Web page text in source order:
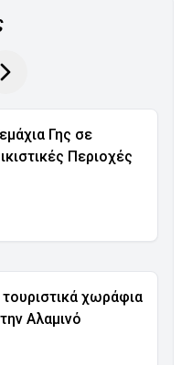
Γης σε
Περιοχές
χωράφια
Αλαμινό